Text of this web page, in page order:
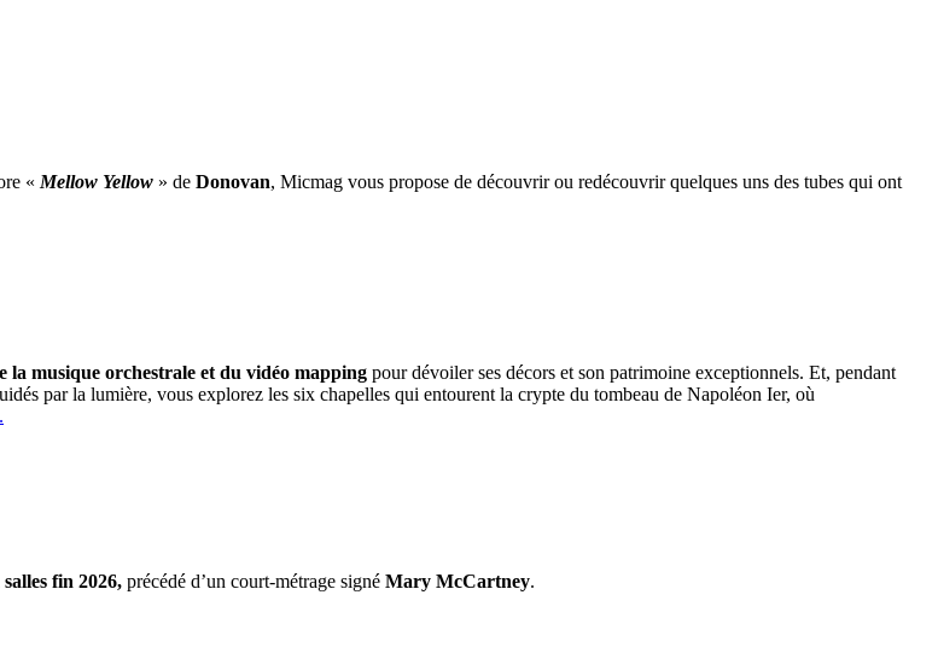
« Mellow Yellow » de Donovan, Micmag vous propose de découvrir ou redécouvrir quelques uns des tubes qui ont
la musique orchestrale et du vidéo mapping pour dévoiler ses décors et son patrimoine exceptionnels. Et, pendant
par la lumière, vous explorez les six chapelles qui entourent la crypte du tombeau de Napoléon Ier, où
salles fin 2026, précédé d’un court-métrage signé Mary McCartney.